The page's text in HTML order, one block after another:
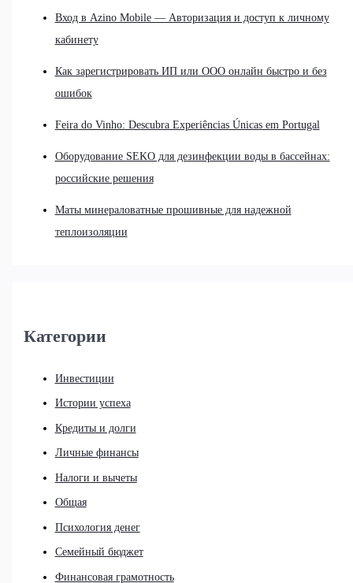
Вход в Azino Mobile — Авторизация и доступ к личному
кабинету
Как зарегистрировать ИП или ООО онлайн быстро и без
ошибок
Feira do Vinho: Descubra Experiências Únicas em Portugal
Оборудование SEKO для дезинфекции воды в бассейнах:
российские решения
Маты минераловатные прошивные для надежной
теплоизоляции
Категории
Инвестиции
Истории успеха
Кредиты и долги
Личные финансы
Налоги и вычеты
Общая
Психология денег
Семейный бюджет
Финансовая грамотность